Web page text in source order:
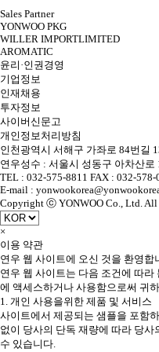
Sales Partner
YONWOO PKG
WILLER IMPORTLIMITED
AROMATIC
윤리·인권경영
기업정보
인재채용
투자정보
사이버신문고
개인정보처리방침
인천광역시 서해구 가좌로 84번길
연우성수 : 서울시 성동구 아차산로
TEL : 032-575-8811 FAX : 032-578-
E-mail :
Copyright ⓒ YONWOO Co., Ltd. All
×
이용 약관
연우 웹 사이트에 오신 것을 환영합
연우 웹 사이트는 다음 조건에 따
에 액세스하거나 사용함으로써 귀
1. 개인 사용을위한 제품 및 서비스
사이트에서 제공되는 샘플을 포함
없이 당사의 단독 재량에 따라 당
수 있습니다.